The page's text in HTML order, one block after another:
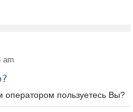
am
пользуетесь Вы?